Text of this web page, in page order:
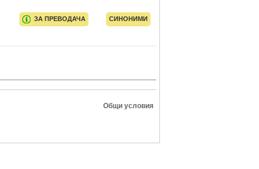
СИНОНИМИ
ЗА ПРЕВОДАЧА
Общи условия